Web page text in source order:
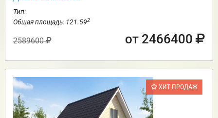
Тип:
Общая площадь: 121.592
2589600 от 2466400
ХИТ ПРОДАЖ